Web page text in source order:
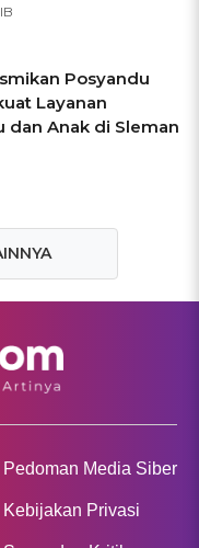
Posyandu
Layanan
dan Anak di Sleman
Pedoman Media Siber
Kebijakan Privasi